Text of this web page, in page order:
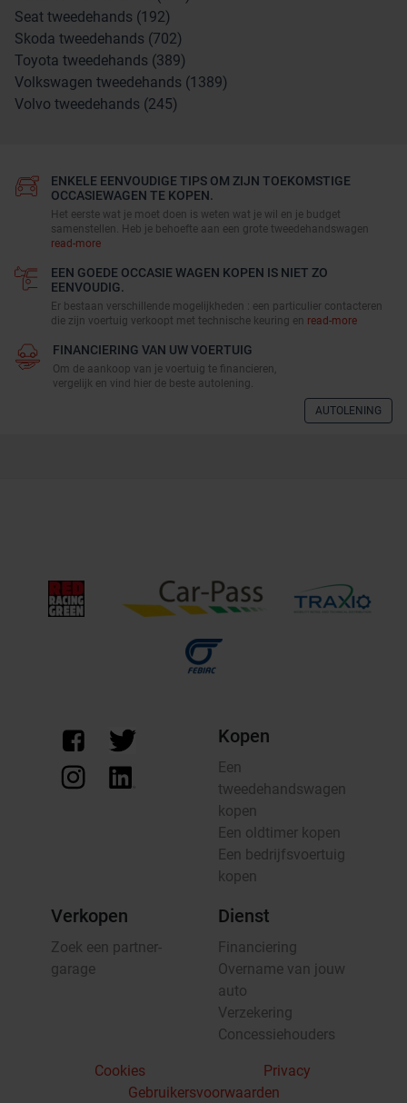
Seat tweedehands (192)
Skoda tweedehands (702)
Toyota tweedehands (389)
Volkswagen tweedehands (1389)
Volvo tweedehands (245)
ENKELE EENVOUDIGE TIPS OM ZIJN TOEKOMSTIGE
OCCASIEWAGEN TE KOPEN.
Het eerste wat je moet doen is weten wat je wil en je budget
samenstellen. Heb je behoefte aan een grote tweedehandswagen
read-more
EEN GOEDE OCCASIE WAGEN KOPEN IS NIET ZO
EENVOUDIG.
Er bestaan verschillende mogelijkheden : een particulier contacteren
die zijn voertuig verkoopt met technische keuring en read-more
FINANCIERING VAN UW VOERTUIG
Om de aankoop van je voertuig te financieren,
vergelijk en vind hier de beste autolening.
AUTOLENING
Kopen
Een
tweedehandswagen
kopen
Een oldtimer kopen
Een bedrijfsvoertuig
kopen
Verkopen
Zoek een partner-
garage
Dienst
Financiering
Overname van jouw
auto
Verzekering
Concessiehouders
Cookies
Privacy
Gebruikersvoorwaarden